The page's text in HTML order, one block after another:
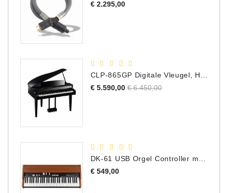
€ 2.295,00Prijs
€ 5.590,00 Normale
€ 6.450,00Prijs
€ 549,00Prijs